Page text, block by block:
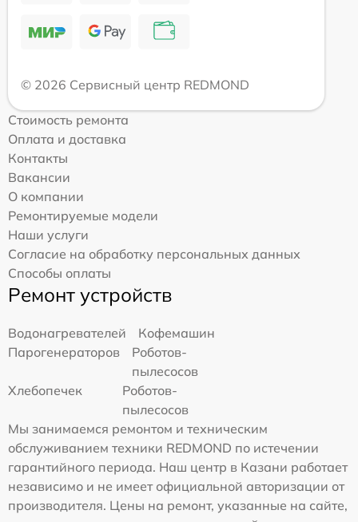
© 2026 Сервисный центр REDMOND
Стоимость ремонта
Оплата и доставка
Контакты
Вакансии
О компании
Ремонтируемые модели
Наши услуги
Согласие на обработку персональных данных
Способы оплаты
Ремонт устройств
Водонагревателей
Кофемашин
Парогенераторов
Роботов-
пылесосов
Хлебопечек
Роботов-
пылесосов
Мы занимаемся ремонтом и техническим
обслуживанием техники REDMOND по истечении
гарантийного периода. Наш центр в Казани работает
независимо и не имеет официальной авторизации от
производителя. Цены на ремонт, указанные на сайте,